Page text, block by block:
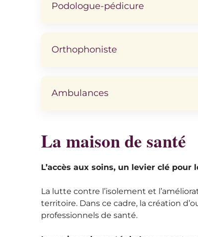
Podologue-pédicure
Orthophoniste
Ambulances
La maison de santé
L’accès aux soins, un levier clé
La lutte contre l’isolement et
territoire. Dans ce cadre, la création
professionnels de santé.